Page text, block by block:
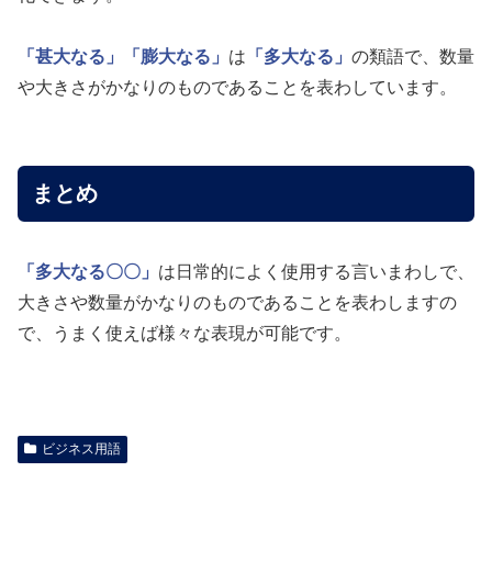
「甚大なる」 「膨大なる」 は 「多大なる」 の類語で、数量
や大きさがかなりのものであることを表わしています。
まとめ
「多大なる〇〇」 は日常的によく使用する言いまわしで、
大きさや数量がかなりのものであることを表わしますの
で、うまく使えば様々な表現が可能です。
ビジネス用語